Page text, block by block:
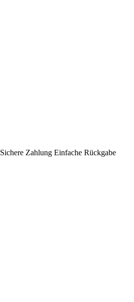
Sichere Zahlung Einfache Rückgabe